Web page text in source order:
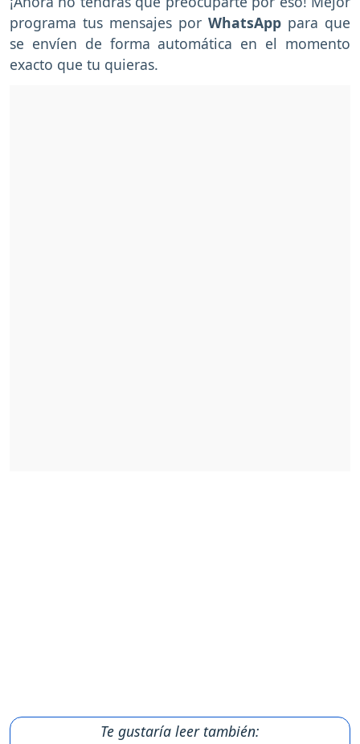
programa tus mensajes por WhatsApp para que
se envíen de forma automática en el momento
exacto que tu quieras.
Te gustaría leer también: